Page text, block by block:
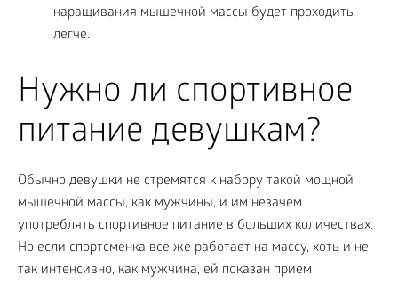
наращивания мышечной массы будет проходить
легче.
Нужно ли спортивное
питание девушкам?
Обычно девушки не стремятся к набору такой мощной
мышечной массы, как мужчины, и им незачем
употреблять спортивное питание в больших количествах.
Но если спортсменка все же работает на массу, хоть и не
так интенсивно, как мужчина, ей показан прием